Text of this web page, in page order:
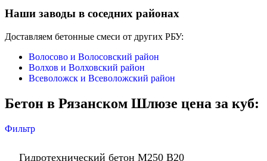
Наши заводы в соседних районах
Доставляем бетонные смеси от других РБУ:
Волосово и Волосовский район
Волхов и Волховский район
Всеволожск и Всеволожский район
Бетон в Рязанском Шлюзе цена за куб:
Фильтр
Гидротехнический бетон М250 В20